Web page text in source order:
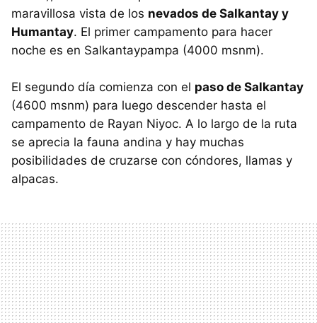
maravillosa vista de los nevados de Salkantay y
Humantay. El primer campamento para hacer
noche es en Salkantaypampa (4000 msnm).
El segundo día comienza con el paso de Salkantay
(4600 msnm) para luego descender hasta el
campamento de Rayan Niyoc. A lo largo de la ruta
se aprecia la fauna andina y hay muchas
posibilidades de cruzarse con cóndores, llamas y
alpacas.